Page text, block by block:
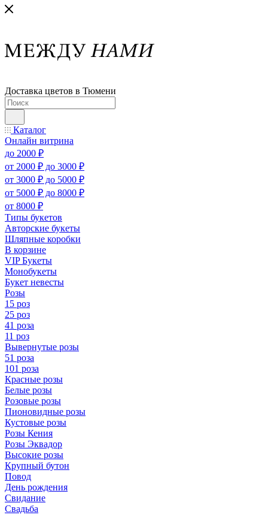
Доставка цветов в Тюмени
Каталог
Онлайн витрина
до 2000 ₽
от 2000 ₽ до 3000 ₽
от 3000 ₽ до 5000 ₽
от 5000 ₽ до 8000 ₽
от 8000 ₽
Типы букетов
Авторские букеты
Шляпные коробки
В корзине
VIP Букеты
Монобукеты
Букет невесты
Розы
15 роз
25 роз
41 роза
11 роз
Вывернутые розы
51 роза
101 роза
Красные розы
Белые розы
Розовые розы
Пионовидные розы
Кустовые розы
Розы Кения
Розы Эквадор
Высокие розы
Крупный бутон
Повод
День рождения
Свидание
Свадьба